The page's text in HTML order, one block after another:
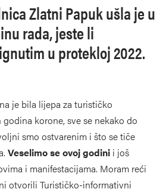
Zlatni Papuk ušla je u
rada, jeste li
u protekloj 2022.
je bila lijepa za turističko
korone, sve se nekako do
smo ostvarenim i što se tiče
Veselimo se ovoj godini i još
i manifestacijama. Moram reći
otvorili Turističko-informativni